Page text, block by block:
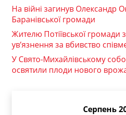
На війні загинув Олександр
Баранівської громади
Жителю Потіївської громади
ув’язнення за вбивство
У Свято-Михайлівському
освятили плоди нового
Серпень